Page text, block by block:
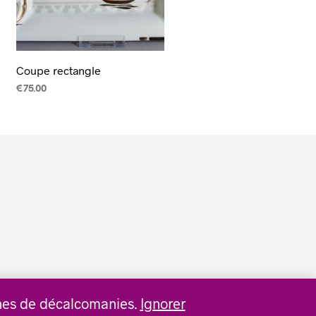
Coupe rectangle
€75.00
de décalcomanies. Ignorer